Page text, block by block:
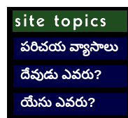
పరిచయ వ్యాసాలు
దేవుడు ఎవరు?
యేసు ఎవరు?